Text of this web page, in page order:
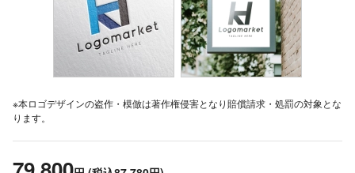
※本ロゴデザインの盗作・模倣は著作権侵害となり賠償請求・処罰の対象とな
ります。